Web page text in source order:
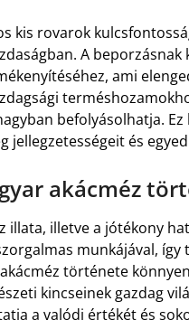
kis rovarok
A
ami
befolyásolhatja.
jellegzetességeit és
akácméz
illata, illetve a jótékony
munkájával,
története
kincseinek gazdag
a valódi értékét és